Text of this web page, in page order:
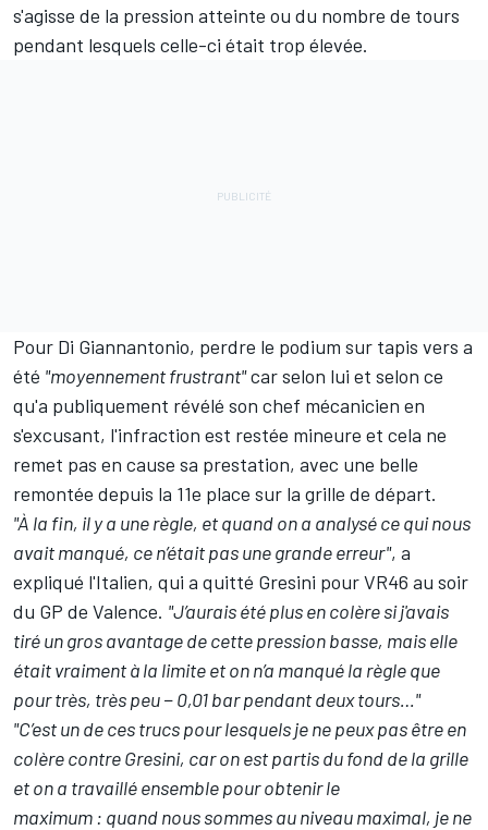
s'agisse de la pression atteinte ou du nombre de tours
pendant lesquels celle-ci était trop élevée.
Pour Di Giannantonio, perdre le podium sur tapis vers a
été "moyennement frustrant"car selon lui et selon ce
qu'a publiquement révélé son chef mécanicien en
s'excusant, l'infraction est restée mineure et cela ne
remet pas en cause sa prestation, avec une belle
remontée depuis la 11e place sur la grille de départ.
"À la fin, il y a une règle, et quand on a analysé ce qui nous
avait manqué, ce n’était pas une grande erreur", a
expliqué l'Italien, qui a quitté Gresini pour VR46 au soir
du GP de Valence. "J’aurais été plus en colère si j'avais
tiré un gros avantage de cette pression basse, mais elle
était vraiment à la limite et on n’a manqué la règle que
pour très, très peu − 0,01 bar pendant deux tours…"
"C’est un de ces trucs pour lesquels je ne peux pas être en
colère contre Gresini, car on est partis du fond de la grille
et on a travaillé ensemble pour obtenir le
maximum : quand nous sommes au niveau maximal, je ne